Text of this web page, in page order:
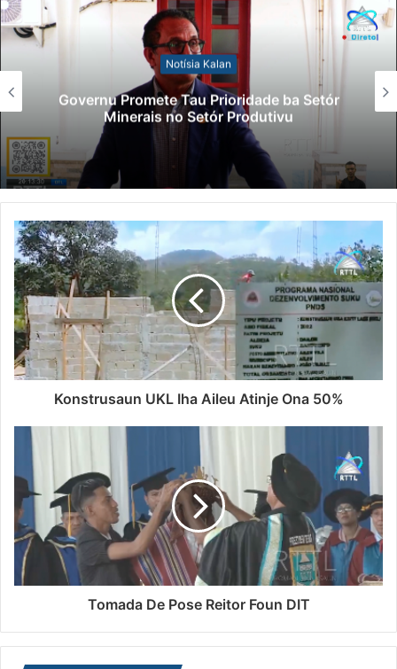
Notísia Kalan
Governu Promete Tau Prioridade ba Setór
Minerais no Setór Produtivu
Konstrusaun UKL Iha Aileu Atinje Ona 50%
Tomada De Pose Reitor Foun DIT